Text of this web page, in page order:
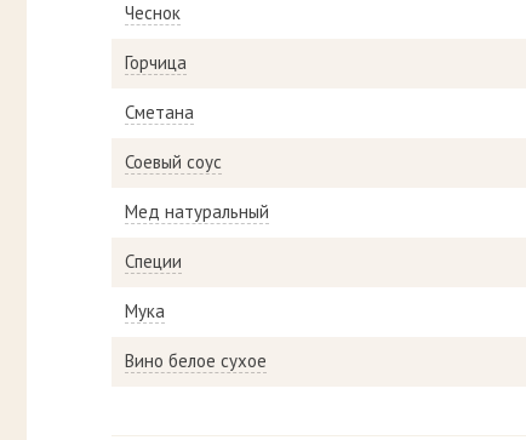
Чеснок
Горчица
Сметана
Соевый соус
Мед натуральный
Специи
Мука
Вино белое сухое